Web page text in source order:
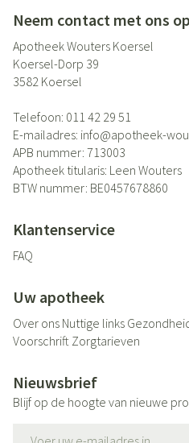
Neem contact met ons op
Apotheek Wouters Koersel
Koersel-Dorp 39
3582 Koersel
Telefoon: 011 42 29 51
E-mailadres: info@apotheek-
APB nummer: 713003
Apotheek titularis: Leen Wouters
BTW nummer: BE0457678860
Klantenservice
FAQ
Uw apotheek
Over ons Nuttige links
Voorschrift Zorgtarieven
Nieuwsbrief
Blijf op de hoogte van nieuwe